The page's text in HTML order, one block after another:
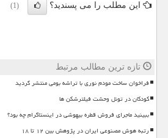
این مطلب را می پسندید؟ (1)
تازه ترین مطالب مرتبط
فراخوان ساخت مودم نوری با تراشه بومی منتشر گردید
کودکان در تونل وحشت فیلترشکن ها
ببینید ماجرای فروش قطره بیهوشی در اینستاگرام چه بود؟
رتبه هوش مصنوعی ایران در پژوهش بین ۱۲ تا ۱۸